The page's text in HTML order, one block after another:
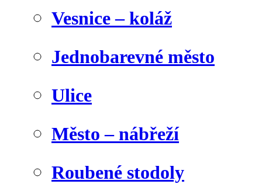
Vesnice – koláž
Jednobarevné město
Ulice
Město – nábřeží
Roubené stodoly